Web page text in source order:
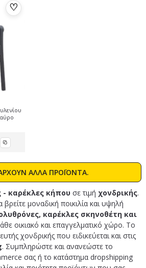
- καρέκλες κήπου σε τιμή χονδρικής.
μοναδική ποικιλία και υψηλή
καρέκλες σκηνοθέτη και
οικιακό και επαγγελματικό χώρο. Το
χονδρικής που ειδικεύεται και στις
. Συμπληρώστε και ανανεώστε το
σας ή το κατάστημα dropshipping
♡
ΑΛΛΑ ΠΡΟΪΟΝΤΑ.